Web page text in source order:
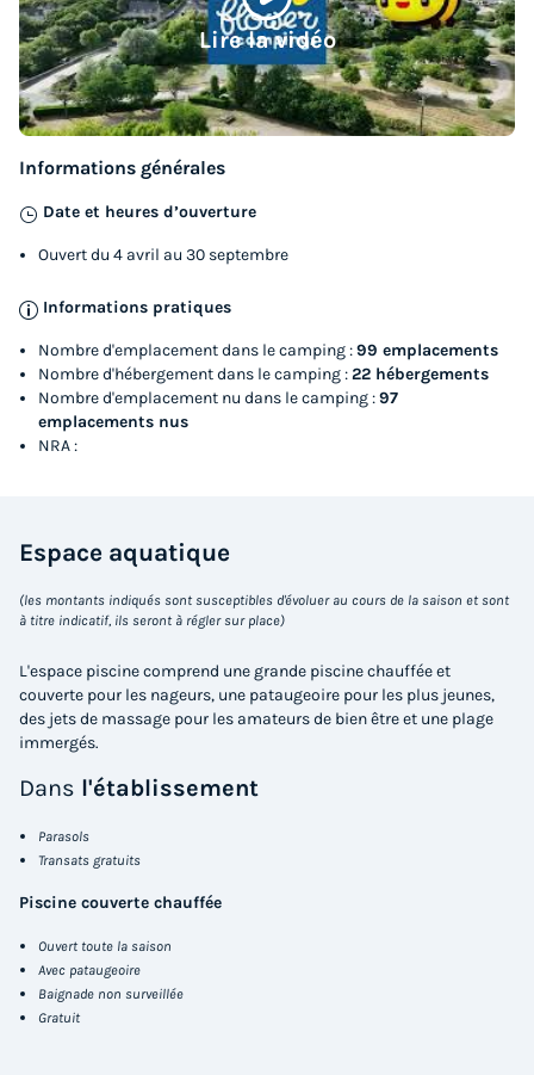
MOBILHOME 2 personnes - Standard 1
chambre 18m² + Terrasse non couverte +
TV
Annulation gratuite
MOBILHOME 2 personnes - Standard 1 chambre 18m² +
Terrasse non couverte + TV
du16/09/2026 au23/09/2026
Modifier les dates
Voir les logements
TENTE TOILE ET BOIS 4 personnes - Lodge
Cosyflower LUXE PREMIUM
Surface
38m²
Lire la vidéo
Informations générales
Date et heures d’ouverture
Ouvert du 4 avril au 30 septembre
Informations pratiques
Nombre d'emplacement dans le camping :99 emplacements
Nombre d'hébergement dans le camping :22 hébergements
Nombre d'emplacement nu dans le camping :97
emplacements nus
NRA :
Espace aquatique
(les montants indiqués sont susceptibles d'évoluer au cours de la saison et sont
à titre indicatif, ils seront à régler sur place)
L'espace piscine comprend une grande piscine chauffée et
couverte pour les nageurs, une pataugeoire pour les plus jeunes,
des jets de massage pour les amateurs de bien être et une plage
immergés.
Dans l'établissement
Parasols
Transats gratuits
Piscine couverte chauffée
Ouvert toute la saison
Avec pataugeoire
Baignade non surveillée
Gratuit